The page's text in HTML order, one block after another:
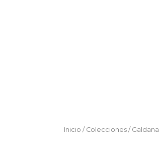
Inicio / Colecciones / Galdana